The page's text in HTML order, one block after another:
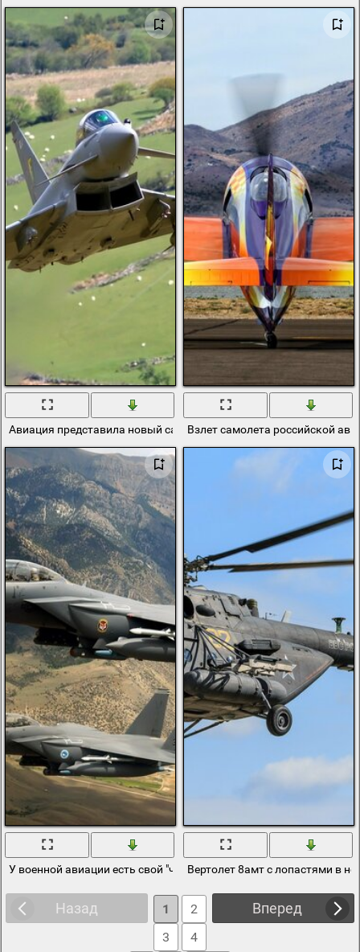
Авиация представила новый самолёт с оружием
Взлет самолета российской
У военной авиации есть свой "черный кот"Вертолет 8амт с лопастями в
Назад Вперед
1
2
3
4